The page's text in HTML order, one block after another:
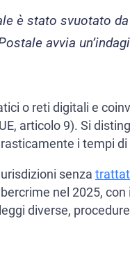
diritti dell’uomo
è stato svuotato
avvia
o reti digitali e
articolo 9). Si
i tempi
senza
nel 2025,
diverse,